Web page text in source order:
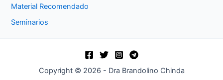
Material Recomendado
Seminarios
Copyright © 2026 - Dra Brandolino Chinda